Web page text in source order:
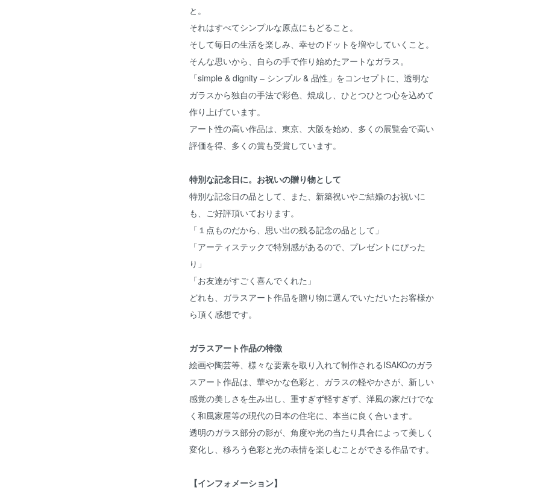
と。
それはすべてシンプルな原点にもどること。
そして毎日の生活を楽しみ、幸せのドットを増やしていくこと。
そんな思いから、自らの手で作り始めたアートなガラス。
「simple & dignity – シンプル & 品性」をコンセプトに、透明な
ガラスから独自の手法で彩色、焼成し、ひとつひとつ心を込めて
作り上げています。
アート性の高い作品は、東京、大阪を始め、多くの展覧会で高い
評価を得、多くの賞も受賞しています。
特別な記念日に。お祝いの贈り物として
特別な記念日の品として、また、新築祝いやご結婚のお祝いに
も、ご好評頂いております。
「１点ものだから、思い出の残る記念の品として」
「アーティステックで特別感があるので、プレゼントにぴった
り」
「お友達がすごく喜んでくれた」
どれも、ガラスアート作品を贈り物に選んでいただいたお客様か
ら頂く感想です。
ガラスアート作品の特徴
絵画や陶芸等、様々な要素を取り入れて制作されるISAKOのガラ
スアート作品は、華やかな色彩と、ガラスの軽やかさが、新しい
感覚の美しさを生み出し、重すぎず軽すぎず、洋風の家だけでな
く和風家屋等の現代の日本の住宅に、本当に良く合います。
透明のガラス部分の影が、角度や光の当たり具合によって美しく
変化し、移ろう色彩と光の表情を楽しむことができる作品です。
【インフォメーション】